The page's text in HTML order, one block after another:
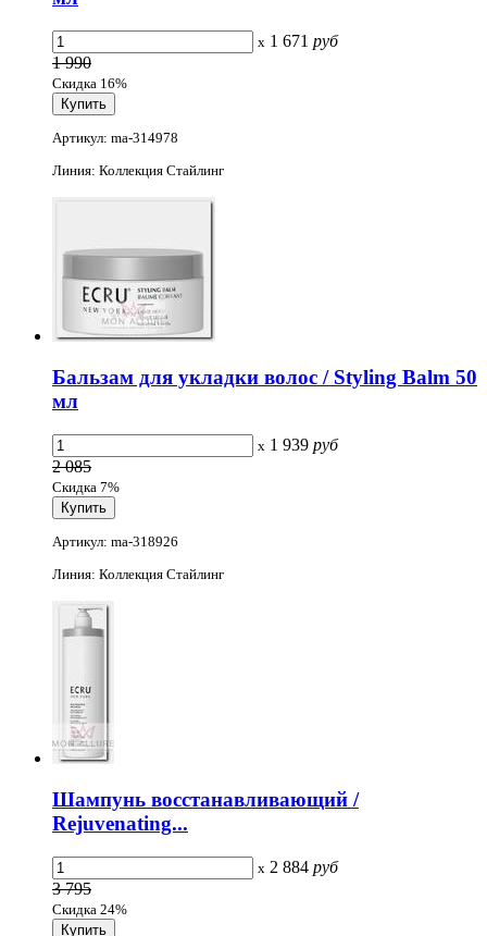
x 1 671 руб
1 990
Скидка 16%
Артикул: ma-314978
Линия: Коллекция Стайлинг
Бальзам для укладки волос / Styling Balm 50
мл
x 1 939 руб
2 085
Скидка 7%
Артикул: ma-318926
Линия: Коллекция Стайлинг
Шампунь восстанавливающий /
Rejuvenating...
x 2 884 руб
3 795
Скидка 24%